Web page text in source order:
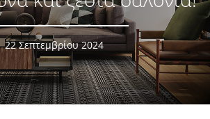
22 Σεπτεμβρίου 2024